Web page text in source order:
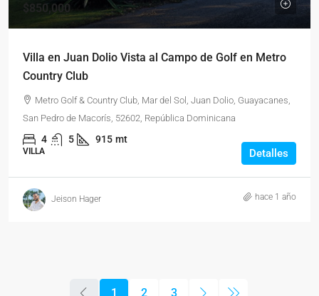
$850,000
Villa en Juan Dolio Vista al Campo de Golf en Metro
Country Club
Metro Golf & Country Club, Mar del Sol, Juan Dolio, Guayacanes,
San Pedro de Macorís, 52602, República Dominicana
4 5 915 mt
VILLA Detalles
Jeison Hager hace 1 año
1 2 3